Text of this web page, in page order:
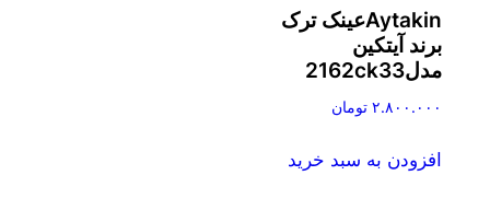
Aytakinعینک ترک
برند آیتکین
مدل2162ck33
۲.۸۰۰.۰۰۰ تومان
افزودن به سبد خرید